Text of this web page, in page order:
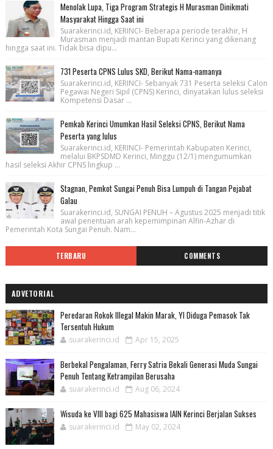
Menolak Lupa, Tiga Program Strategis H Murasman Dinikmati
Masyarakat Hingga Saat ini
Suarakerinci.id, KERINCI- Beberapa periode terakhir, H
Murasman menjadi mantan Bupati Kerinci yang dikenang
hingga saat ini. Tidak bisa dipu...
731 Peserta CPNS Lulus SKD, Berikut Nama-namanya
Suarakerinci.id, KERINCI- Sebanyak 731 Peserta seleksi Calon
Pegawai Negeri Sipil (CPNS) Kerinci, dinyatakan lulus seleksi
Kompetensi Dasar ...
Pemkab Kerinci Umumkan Hasil Seleksi CPNS, Berikut Nama
Peserta yang lulus
Suarakerinci.id, KERINCI- Pemerintah Kabupaten Kerinci,
melalui BKPSDMD Kerinci, Minggu (12/1) mengumumkan
hasil seleksi Akhir CPNS lingkup ...
Stagnan, Pemkot Sungai Penuh Bisa Lumpuh di Tangan Pejabat
Galau
Suarakerinci.id, SUNGAI PENUH – Agustus 2025 menjadi titik
awal penentuan arah kepemimpinan Alfin-Azhar di
Pemerintah Kota Sungai Penuh. Nam...
TERBARU COMMENTS
ADVETORIAL
Peredaran Rokok Illegal Makin Marak, YI Diduga Pemasok Tak
Tersentuh Hukum
suarakerinci.id Apr 15, 2025
Berbekal Pengalaman, Ferry Satria Bekali Generasi Muda Sungai
Penuh Tentang Ketrampilan Berusaha
suarakerinci.id Aug 06, 2024
Wisuda ke VIII bagi 625 Mahasiswa IAIN Kerinci Berjalan Sukses
suarakerinci.id May 02, 2024